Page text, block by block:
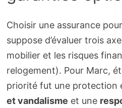
Choisir une assurance
suppose d’évaluer trois
mobilier et les risques
relogement). Pour Marc,
priorité fut une protection
et vandalisme et une